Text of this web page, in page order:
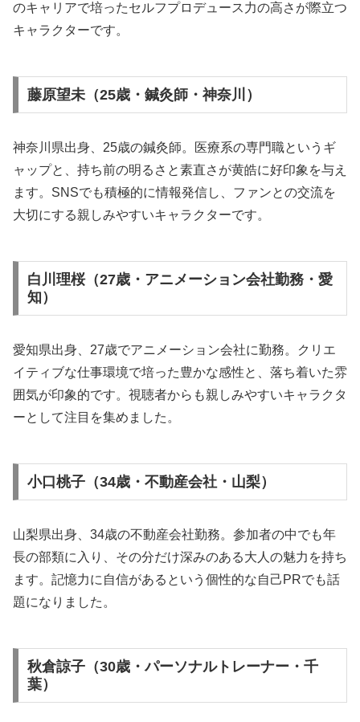
のキャリアで培ったセルフプロデュース力の高さが際立つ
キャラクターです。
藤原望未（25歳・鍼灸師・神奈川）
神奈川県出身、25歳の鍼灸師。医療系の専門職というギ
ャップと、持ち前の明るさと素直さが黄皓に好印象を与え
ます。SNSでも積極的に情報発信し、ファンとの交流を
大切にする親しみやすいキャラクターです。
白川理桜（27歳・アニメーション会社勤務・愛
知）
愛知県出身、27歳でアニメーション会社に勤務。クリエ
イティブな仕事環境で培った豊かな感性と、落ち着いた雰
囲気が印象的です。視聴者からも親しみやすいキャラクタ
ーとして注目を集めました。
小口桃子（34歳・不動産会社・山梨）
山梨県出身、34歳の不動産会社勤務。参加者の中でも年
長の部類に入り、その分だけ深みのある大人の魅力を持ち
ます。記憶力に自信があるという個性的な自己PRでも話
題になりました。
秋倉諒子（30歳・パーソナルトレーナー・千
葉）